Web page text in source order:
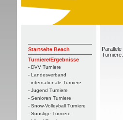
Startseite Beach
Turniere/Ergebnisse
- DVV Turniere
- Landesverband
- internationale Turniere
- Jugend Turniere
- Senioren Turniere
- Snow-Volleyball Turniere
- Sonstige Turniere
Parallele
Turniere: